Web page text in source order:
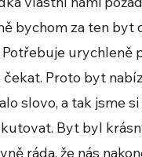
bychom za ten byt
urychleně
čekat. Proto byt
slovo, a tak jsme
Byt byl
ráda, že nás